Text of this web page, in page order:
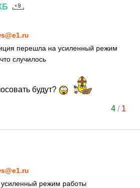
перешла на усиленный режим
случилось
будут?
4/ 1
режим работы